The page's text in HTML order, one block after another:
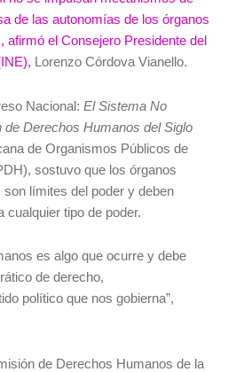
de las autonomías de los órganos
el Consejero Presidente del
Lorenzo Córdova Vianello.
Nacional: El Sistema No
Derechos Humanos del Siglo
de Organismos Públicos de
sostuvo que los órganos
límites del poder y deben
cualquier tipo de poder.
es algo que ocurre y debe
de derecho,
político que nos gobierna”,
de Derechos Humanos de la